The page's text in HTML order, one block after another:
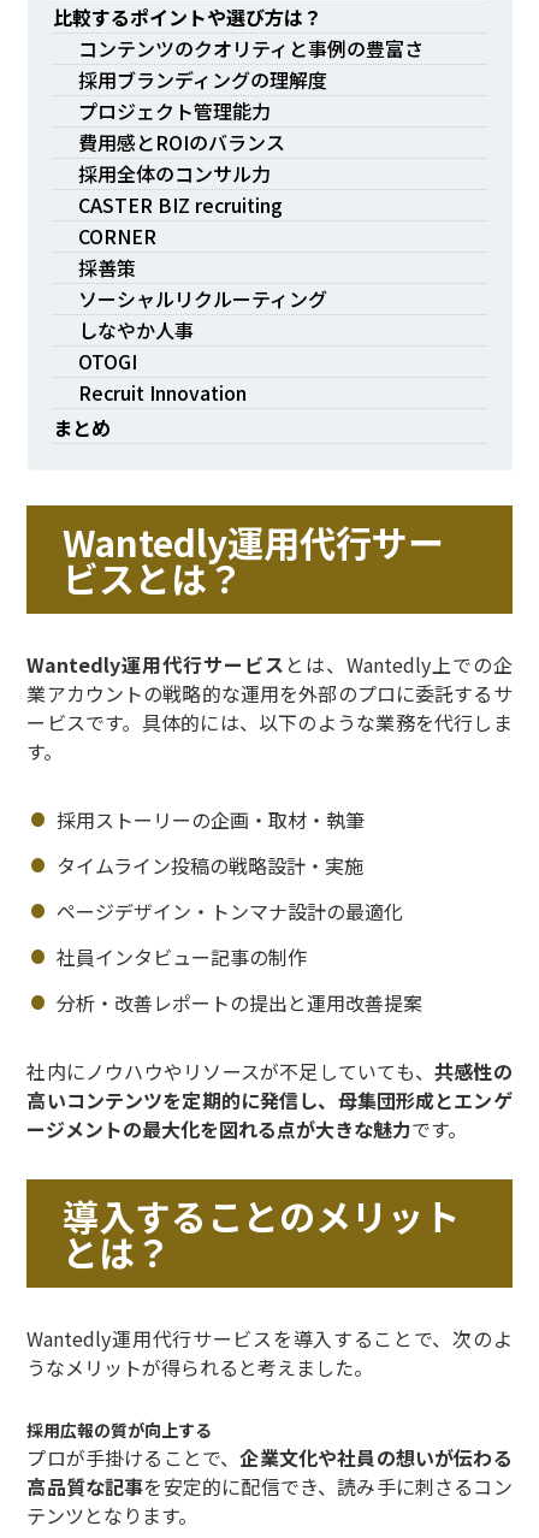
比較するポイントや選び方は？
コンテンツのクオリティと事例の豊富さ
採用ブランディングの理解度
プロジェクト管理能力
費用感とROIのバランス
採用全体のコンサル力
CASTER BIZ recruiting
CORNER
採善策
ソーシャルリクルーティング
しなやか人事
OTOGI
Recruit Innovation
まとめ
Wantedly運用代行サー
ビスとは？
Wantedly運用代行サービス とは、Wantedly上での企
業アカウントの戦略的な運用を外部のプロに委託するサ
ービスです。具体的には、以下のような業務を代行しま
す。
採用ストーリーの企画・取材・執筆
タイムライン投稿の戦略設計・実施
ページデザイン・トンマナ設計の最適化
社員インタビュー記事の制作
分析・改善レポートの提出と運用改善提案
社内にノウハウやリソースが不足していても、 共感性の
高いコンテンツを定期的に発信し、母集団形成とエンゲ
ージメントの最大化を図れる点が大きな魅力です。
導入することのメリット
とは？
Wantedly運用代行サービスを導入することで、次のよ
うなメリットが得られると考えました。
採用広報の質が向上する
プロが手掛けることで、企業文化や社員の想いが伝わる
高品質な記事を安定的に配信でき、読み手に刺さるコン
テンツとなります。